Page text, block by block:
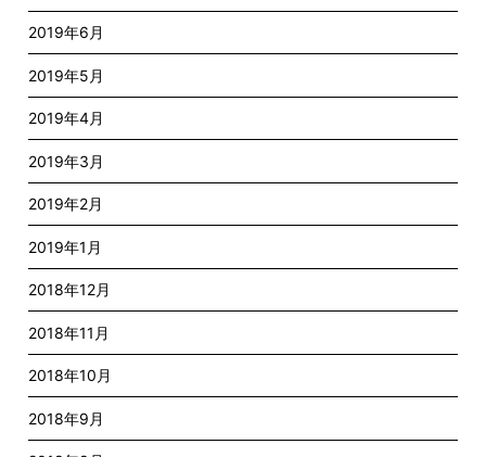
2019年6月
2019年5月
2019年4月
2019年3月
2019年2月
2019年1月
2018年12月
2018年11月
2018年10月
2018年9月